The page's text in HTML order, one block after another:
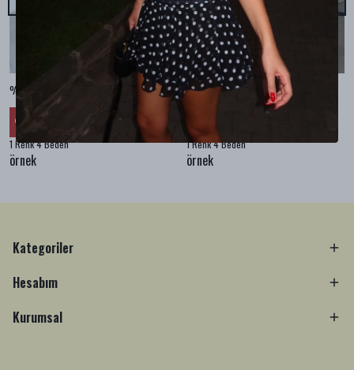
%100 KETEN CEPLİ ŞALVAR PANTOLON - Bej
% 30 ₺ 1,609.99
1 Renk 4 Beden
örnek
%100 KETEN SALAŞ GÖMLEK - Bej
₺ 2,099.99
1 Renk 4 Beden
örnek
Kategoriler
Hesabım
Kurumsal